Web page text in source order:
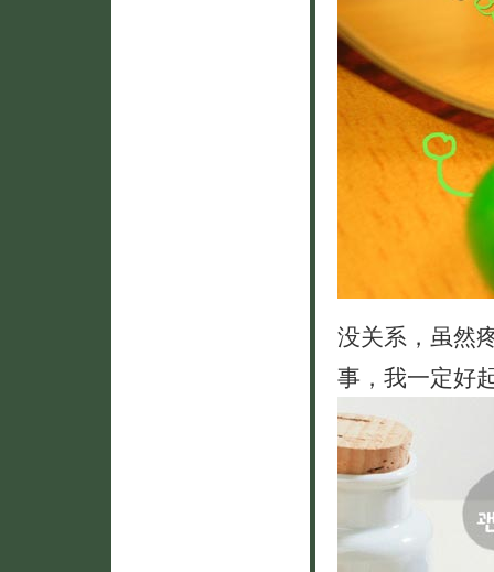
没关系，虽然
事，我一定